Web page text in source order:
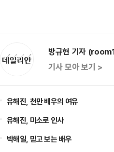
방규현 기자
기사 모아 보기 >
유해진, 천만 배우의 여유
유해진, 미소로 인사
박해일, 믿고 보는 배우